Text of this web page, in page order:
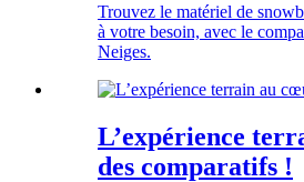
Trouvez le matériel de
à votre besoin, avec le
Neiges.
L’expérience
des comparatifs !